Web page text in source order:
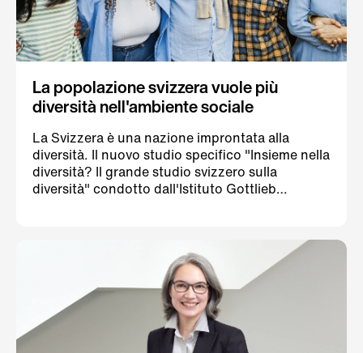
La popolazione svizzera vuole più
diversità nell'ambiente sociale
La Svizzera è una nazione improntata alla
diversità. Il nuovo studio specifico "Insieme nella
diversità? Il grande studio svizzero sulla
diversità" condotto dall'Istituto Gottlieb
maggioranza delle persone è interessata a una
maggiore diversità nel proprio ambiente sociale,
ma mancano le opportunità di incontro. La
maggioranza delle persone intervistate ritiene
che un ambiente sociale più eterogeneo le
arricchirebbe sul piano personale.